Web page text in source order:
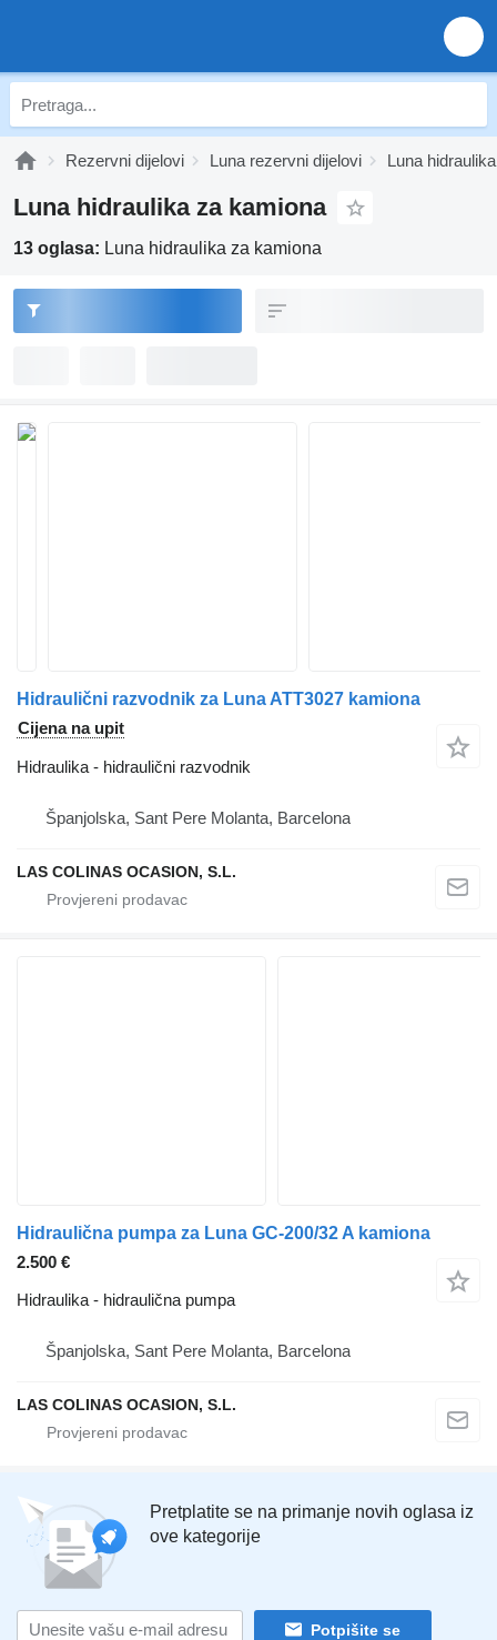
Rezervni dijelovi Luna rezervni dijelovi Luna hidraulika
Luna hidraulika za kamiona
13 oglasa: Luna hidraulika za kamiona
Hidraulični razvodnik za Luna ATT3027 kamiona
Cijena na upit
Hidraulika - hidraulični razvodnik
Španjolska, Sant Pere Molanta, Barcelona
LAS COLINAS OCASION, S.L.
Hidraulična pumpa za Luna GC-200/32 A kamiona
2.500 €
Hidraulika - hidraulična pumpa
Španjolska, Sant Pere Molanta, Barcelona
LAS COLINAS OCASION, S.L.
Pretplatite se na primanje novih oglasa iz
ove kategorije
Potpišite se